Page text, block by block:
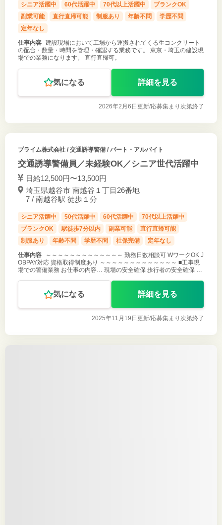
シニア活躍中 60代活躍中 70代以上活躍中
ブランクOK
副業可能
直行直帰可能 制服あり 年齢不問
学歴不問
定年なし
仕事内容 建設現場において工場から運搬されてくる生コンクリート
の配合・数量・時間を管理・確認する業務です。 東京・埼玉の建設現
場での業務になります。 直行直帰可。
気になる 詳細を見る
2026年2月6日更新/応募集まり次第終了
プライム株式会社/ 交通誘導警備 / パート・アルバイト
交通誘導警備員／未経験OK／シニア世代活躍中
日給12,500円〜13,500円
埼玉県越谷市 南越谷１丁目26番地
7 / 南越谷駅 徒歩１分
シニア活躍中 50代活躍中 60代活躍中
70代以上活躍中
ブランクOK
駅徒歩7分以内 副業可能
直行直帰可能
制服あり
年齢不問 学歴不問 社保完備 定年なし
仕事内容
～～～～～～～～～～～～～ 勤務日数相談可 WワークOK J
OBPAY対応 資格取得制度あり ～～～～～～～～～～～～～ ■工事現
場での警備業務 お仕事の内容… 現場の安全確保 歩行者の安全確保 等
気になる 詳細を見る
2025年11月19日更新/応募集まり次第終了